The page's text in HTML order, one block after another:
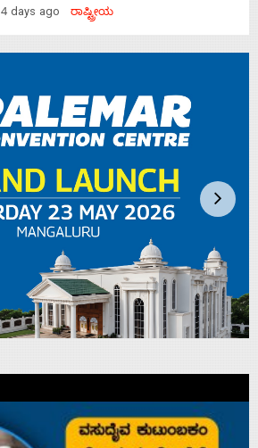
4 days ago ರಾಷ್ಟ್ರೀಯ